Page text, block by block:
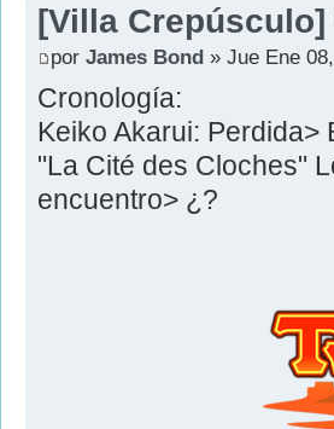
[Villa
por James Bond » Jue Ene
Cronología:
Keiko Akarui: Perdida>
"La Cité des Cloches"
encuentro> ¿?